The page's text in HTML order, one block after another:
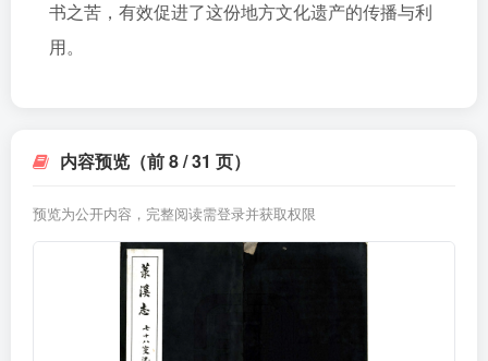
书之苦，有效促进了这份地方文化遗产的传播与利
用。
内容预览（前 8 / 31 页）
预览为公开内容，完整阅读需登录并获取权限